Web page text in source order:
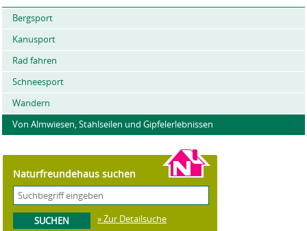
Bergsport
Kanusport
Rad fahren
Schneesport
Wandern
Von Almwiesen, Stahlseilen und Gipfelerlebnissen
Naturfreundehaus suchen
» Zur Detailsuche